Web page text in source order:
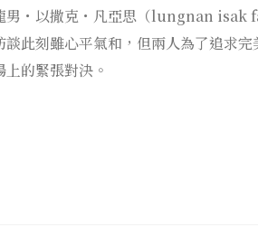
男・以撒克・凡亞思（lungnan isak
談此刻雖心平氣和，但兩人為了追求
的緊張對決。